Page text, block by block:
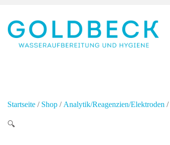
Startseite / Shop / Analytik/Reagenzien/Elektroden /
🔍